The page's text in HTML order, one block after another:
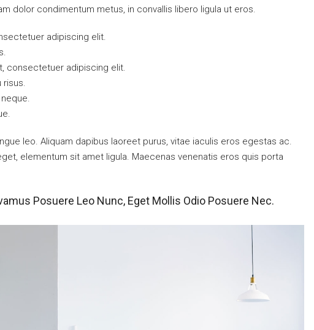
dolor condimentum metus, in convallis libero ligula ut eros.
adipiscing elit.
consectetuer adipiscing elit.
leo. Aliquam dapibus laoreet purus, vitae iaculis eros egestas ac.
elementum sit amet ligula. Maecenas venenatis eros quis porta
Posuere Leo Nunc, Eget Mollis Odio Posuere Nec.